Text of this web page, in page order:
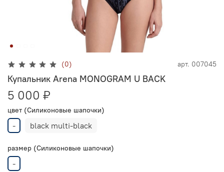
(0) арт. 007045
Купальник Arena MONOGRAM U BACK
5 000 ₽
цвет (Силиконовые шапочки)
- black multi-black
размер (Силиконовые шапочки)
-